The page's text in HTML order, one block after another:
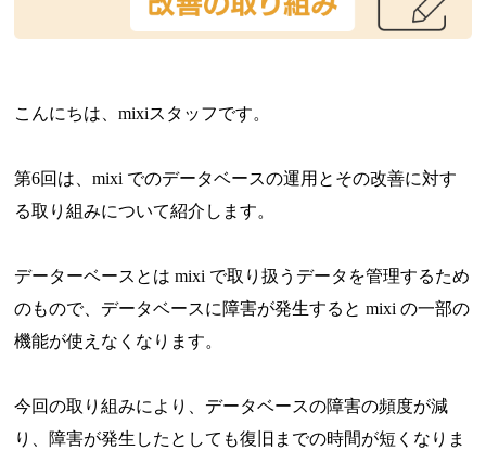
こんにちは、mixiスタッフです。
第6回は、mixi でのデータベースの運用とその改善に対す
る取り組みについて紹介します。
データーベースとは mixi で取り扱うデータを管理するため
のもので、データベースに障害が発生すると mixi の一部の
機能が使えなくなります。
今回の取り組みにより、データベースの障害の頻度が減
り、障害が発生したとしても復旧までの時間が短くなりま